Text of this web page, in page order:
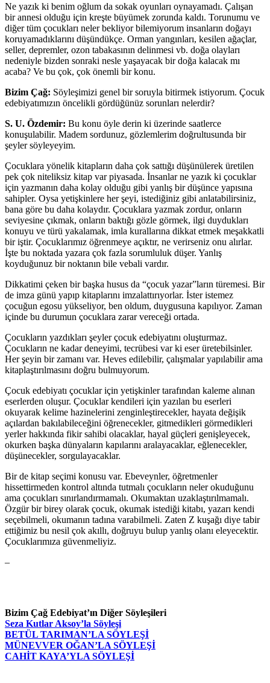
Ne yazık ki benim oğlum da sokak oyunları oynayamadı. Çalışan
bir annesi olduğu için kreşte büyümek zorunda kaldı. Torunumu ve
diğer tüm çocukları neler bekliyor bilemiyorum insanların doğayı
koruyamadıklarını düşündükçe. Orman yangınları, kesilen ağaçlar,
seller, depremler, ozon tabakasının delinmesi vb. doğa olayları
nedeniyle bizden sonraki nesle yaşayacak bir doğa kalacak mı
acaba? Ve bu çok, çok önemli bir konu.
Bizim Çağ: Söyleşimizi genel bir soruyla bitirmek istiyorum. Çocuk
edebiyatımızın öncelikli gördüğünüz sorunları nelerdir?
S. U. Özdemir: Bu konu öyle derin ki üzerinde saatlerce
konuşulabilir. Madem sordunuz, gözlemlerim doğrultusunda bir
şeyler söyleyeyim.
Çocuklara yönelik kitapların daha çok sattığı düşünülerek üretilen
pek çok niteliksiz kitap var piyasada. İnsanlar ne yazık ki çocuklar
için yazmanın daha kolay olduğu gibi yanlış bir düşünce yapısına
sahipler. Oysa yetişkinlere her şeyi, istediğiniz gibi anlatabilirsiniz,
bana göre bu daha kolaydır. Çocuklara yazmak zordur, onların
seviyesine çıkmak, onların baktığı gözle görmek, ilgi duydukları
konuyu ve türü yakalamak, imla kurallarına dikkat etmek meşakkatli
bir iştir. Çocuklarımız öğrenmeye açıktır, ne verirseniz onu alırlar.
İşte bu noktada yazara çok fazla sorumluluk düşer. Yanlış
koyduğunuz bir noktanın bile vebali vardır.
Dikkatimi çeken bir başka husus da “çocuk yazar”ların türemesi. Bir
de imza günü yapıp kitaplarını imzalattırıyorlar. İster istemez
çocuğun egosu yükseliyor, ben oldum, duygusuna kapılıyor. Zaman
içinde bu durumun çocuklara zarar vereceği ortada.
Çocukların yazdıkları şeyler çocuk edebiyatını oluşturmaz.
Çocukların ne kadar deneyimi, tecrübesi var ki eser üretebilsinler.
Her şeyin bir zamanı var. Heves edilebilir, çalışmalar yapılabilir ama
kitaplaştırılmasını doğru bulmuyorum.
Çocuk edebiyatı çocuklar için yetişkinler tarafından kaleme alınan
eserlerden oluşur. Çocuklar kendileri için yazılan bu eserleri
okuyarak kelime hazinelerini zenginleştirecekler, hayata değişik
açılardan bakılabileceğini öğrenecekler, gitmedikleri görmedikleri
yerler hakkında fikir sahibi olacaklar, hayal güçleri genişleyecek,
okurken başka dünyaların kapılarını aralayacaklar, eğlenecekler,
düşünecekler, sorgulayacaklar.
Bir de kitap seçimi konusu var. Ebeveynler, öğretmenler
hissettirmeden kontrol altında tutmalı çocukların neler okuduğunu
ama çocukları sınırlandırmamalı. Okumaktan uzaklaştırılmamalı.
Özgür bir birey olarak çocuk, okumak istediği kitabı, yazarı kendi
seçebilmeli, okumanın tadına varabilmeli. Zaten Z kuşağı diye tabir
ettiğimiz bu nesil çok akıllı, doğruyu bulup yanlış olanı eleyecektir.
Çocuklarımıza güvenmeliyiz.
–
Bizim Çağ Edebiyat’ın Diğer Söyleşileri
Seza Kutlar Aksoy’la Söyleşi
BETÜL TARIMAN’LA SÖYLEŞİ
MÜNEVVER OĞAN’LA SÖYLEŞİ
CAHİT KAYA’YLA SÖYLEŞİ